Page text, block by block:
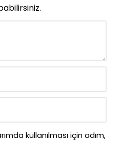
kullanılması için adım,